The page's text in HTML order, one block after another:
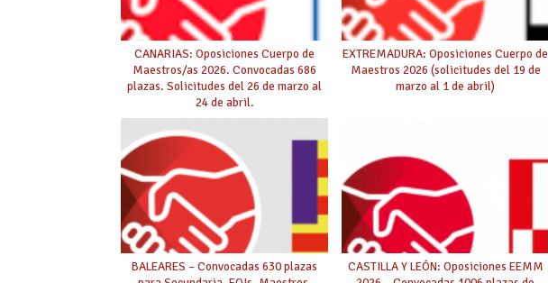
CANARIAS: Oposiciones Cuerpo de
Maestros/as 2026. Convocadas 686
plazas. Solicitudes del 26 de marzo al
24 de abril.
EXTREMADURA: Oposiciones Cuerpo de
Maestros 2026 (solicitudes del 19 de
marzo al 1 de abril)
BALEARES – Convocadas 630 plazas
CASTILLA Y LEÓN: Oposiciones EEMM